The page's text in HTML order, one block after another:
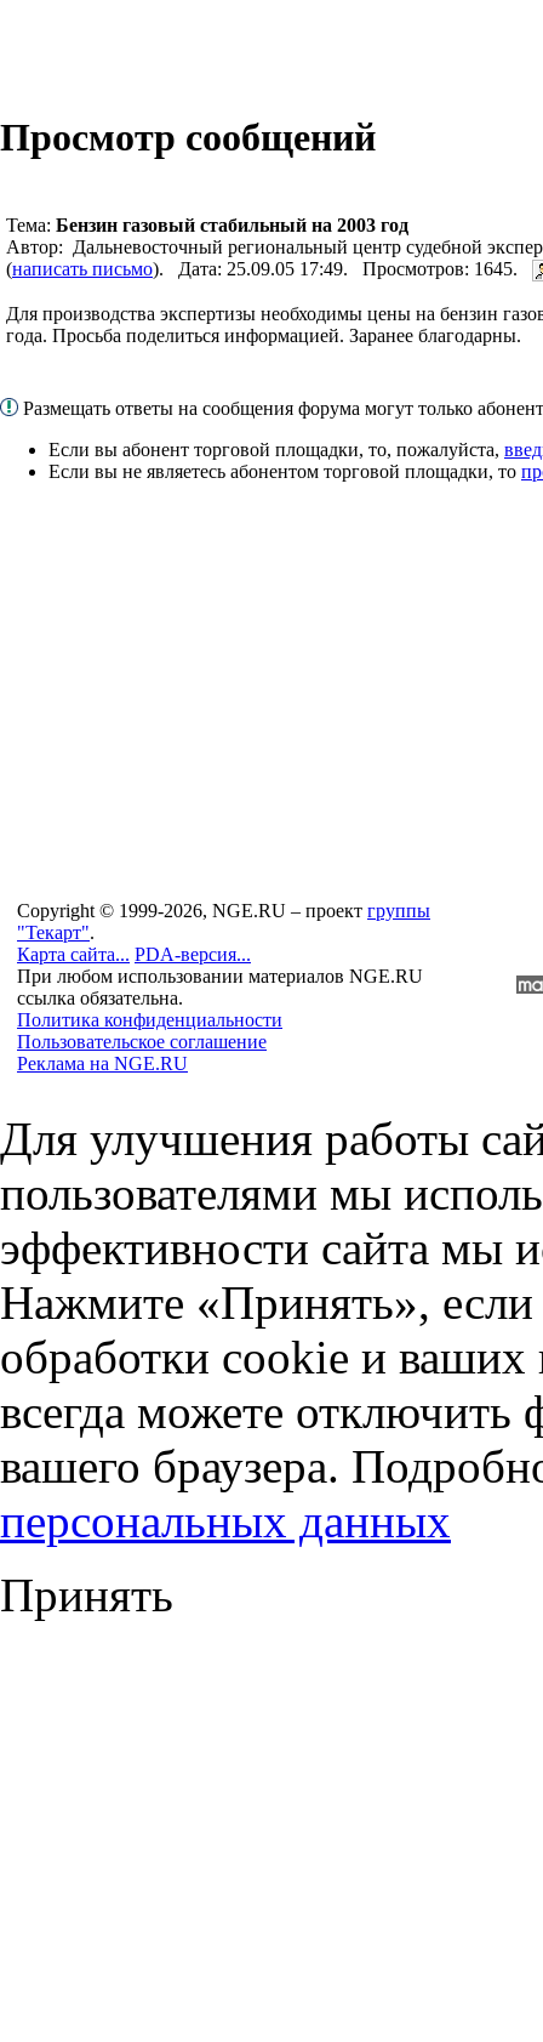
Просмотр сообщений
Тема: Бензин газовый стабильный на 2003 год
Автор: Дальневосточный региональный центр судебной
(написать письмо). Дата: 25.09.05 17:49. Просмотров: 1645.
Для производства экспертизы необходимы цены на бензин
года. Просьба поделиться информацией. Заранее благодарны.
Размещать ответы на сообщения форума могут только
Если вы абонент торговой площадки, то, пожалуйста,
Если вы не являетесь абонентом торговой площадки, то
Copyright © 1999-2026, NGE.RU – проект группы
"Текарт".
Карта сайта... PDA-версия...
При любом использовании материалов NGE.RU
ссылка обязательна.
Политика конфиденциальности
Пользовательское соглашение
Реклама на NGE.RU
Для улучшения работы
пользователями мы
эффективности сайта мы
Нажмите «Принять», если
обработки cookie и
всегда можете отключить
вашего браузера.
персональных данных
Принять